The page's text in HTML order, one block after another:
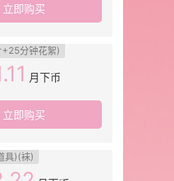
立即购买
分钟花絮)
月下币
立即购买
具)(袜)